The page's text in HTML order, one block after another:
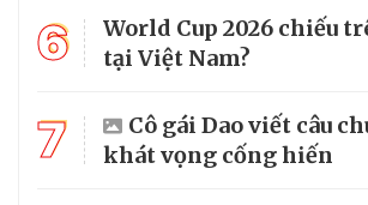
6
World Cup 2026 chiếu
tại Việt Nam?
7
Cô gái Dao viết câu
khát vọng cống hiến